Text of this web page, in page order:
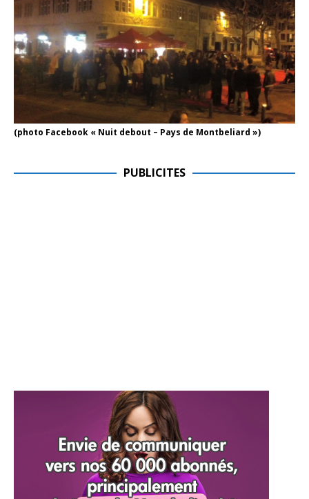
(photo Facebook « Nuit debout – Pays de Montbeliard »)
PUBLICITES